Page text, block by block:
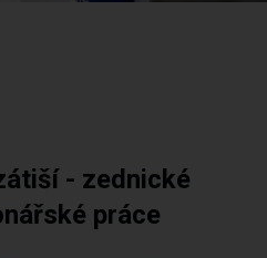
- zednické
práce